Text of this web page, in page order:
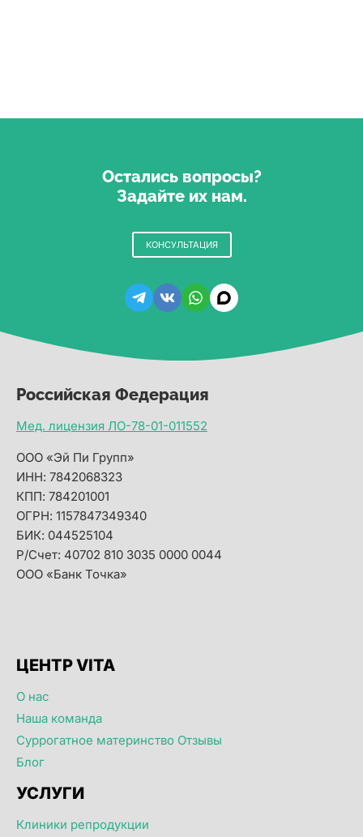
Остались вопросы?
Задайте их нам.
КОНСУЛЬТАЦИЯ
Российская Федерация
Мед. лицензия ЛО-78-01-011552
ООО «Эй Пи Групп»
ИНН: 7842068323
КПП: 784201001
ОГРН: 1157847349340
БИК: 044525104
Р/Счет: 40702 810 3035 0000 0044
ООО «Банк Точка»
ЦЕНТР VITA
О нас
Наша команда
Суррогатное материнство Отзывы
Блог
УСЛУГИ
Клиники репродукции